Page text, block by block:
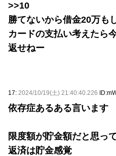
>>10
勝てないから借金20万も
カードの支払い考えたら
返せねー
17: 2024/10/19(土) 21:40:40.226
依存症あるある言います
限度額が貯金額だと思っ
返済は貯金感覚